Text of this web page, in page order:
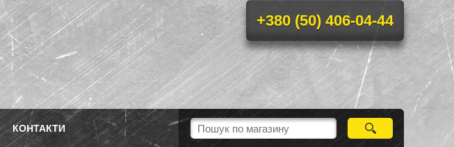
+380 (50) 406-04-44
КОНТАКТИ